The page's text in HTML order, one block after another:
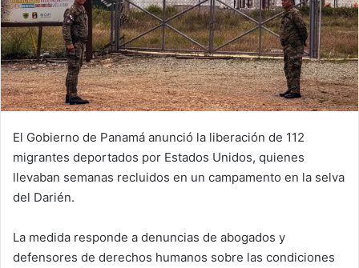
El Gobierno de Panamá anunció la liberación de 112
migrantes deportados por Estados Unidos, quienes
llevaban semanas recluidos en un campamento en la selva
del Darién.
La medida responde a denuncias de abogados y
defensores de derechos humanos sobre las condiciones